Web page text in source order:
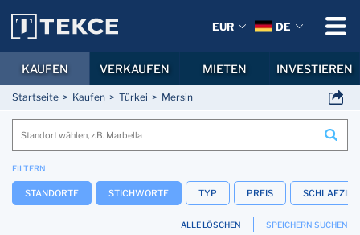
Startseite Kaufen Türkei Mersin
FILTERN
STANDORTE TYP PREIS
STICHWORTE
ALLE LÖSCHEN SPEICHERN SUCHEN
EUR DE
KAUFEN VERKAUFEN MIETEN INVESTIEREN